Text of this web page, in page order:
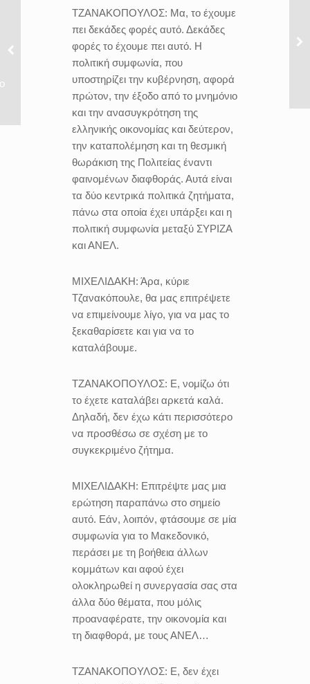
ΤΖΑΝΑΚΟΠΟΥΛΟΣ: Μα, το έχουμε
πει δεκάδες φορές αυτό. Δεκάδες
φορές το έχουμε πει αυτό. Η
πολιτική συμφωνία, που
υποστηρίζει την κυβέρνηση, αφορά
πρώτον, την έξοδο από το μνημόνιο
και την ανασυγκρότηση της
ελληνικής οικονομίας και δεύτερον,
την καταπολέμηση και τη θεσμική
θωράκιση της Πολιτείας έναντι
φαινομένων διαφθοράς. Αυτά είναι
τα δύο κεντρικά πολιτικά ζητήματα,
πάνω στα οποία έχει υπάρξει και η
πολιτική συμφωνία μεταξύ ΣΥΡΙΖΑ
και ΑΝΕΛ.
ΜΙΧΕΛΙΔΑΚΗ: Άρα, κύριε
Τζανακόπουλε, θα μας επιτρέψετε
να επιμείνουμε λίγο, για να μας το
ξεκαθαρίσετε και για να το
καταλάβουμε.
ΤΖΑΝΑΚΟΠΟΥΛΟΣ: Ε, νομίζω ότι
το έχετε καταλάβει αρκετά καλά.
Δηλαδή, δεν έχω κάτι περισσότερο
να προσθέσω σε σχέση με το
συγκεκριμένο ζήτημα.
ΜΙΧΕΛΙΔΑΚΗ: Επιτρέψτε μας μια
ερώτηση παραπάνω στο σημείο
αυτό. Εάν, λοιπόν, φτάσουμε σε μία
συμφωνία για το Μακεδονικό,
περάσει με τη βοήθεια άλλων
κομμάτων και αφού έχει
ολοκληρωθεί η συνεργασία σας στα
άλλα δύο θέματα, που μόλις
προαναφέρατε, την οικονομία και
τη διαφθορά, με τους ΑΝΕΛ…
ΤΖΑΝΑΚΟΠΟΥΛΟΣ: Ε, δεν έχει